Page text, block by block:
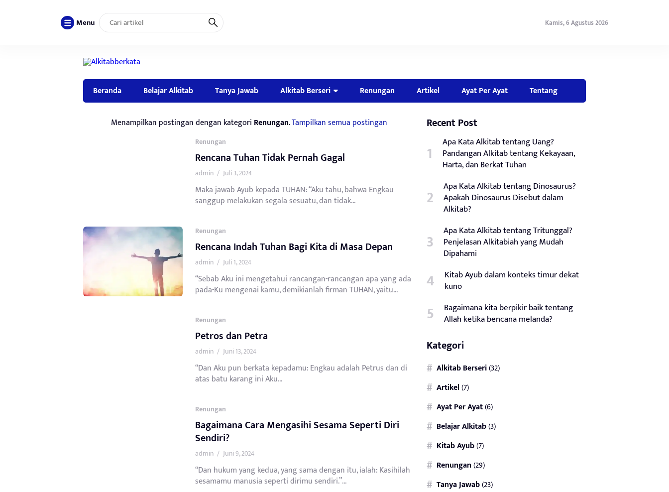
Menu Kamis, 6 Agustus 2026
Beranda Belajar Alkitab Tanya Jawab Alkitab Berseri Renungan Artikel Ayat Per Ayat Tentang
Menampilkan postingan dengan kategori Renungan.Tampilkan semua postingan
Renungan
Rencana Tuhan Tidak Pernah Gagal
admin / Juli 3, 2024
Maka jawab Ayub kepada TUHAN: “Aku tahu, bahwa Engkau
sanggup melakukan segala sesuatu, dan tidak...
Renungan
Rencana Indah Tuhan Bagi Kita di Masa Depan
admin / Juli 1, 2024
“Sebab Aku ini mengetahui rancangan-rancangan apa yang ada
pada-Ku mengenai kamu, demikianlah firman TUHAN, yaitu...
Renungan
Petros dan Petra
admin / Juni 13, 2024
“Dan Aku pun berkata kepadamu: Engkau adalah Petrus dan di
atas batu karang ini Aku...
Renungan
Bagaimana Cara Mengasihi Sesama Seperti Diri
Sendiri?
admin / Juni 9, 2024
“Dan hukum yang kedua, yang sama dengan itu, ialah: Kasihilah
sesamamu manusia seperti dirimu sendiri.”...
Recent Post
Apa Kata Alkitab tentang Uang?
Pandangan Alkitab tentang Kekayaan,
Harta, dan Berkat Tuhan
Apa Kata Alkitab tentang Dinosaurus?
Apakah Dinosaurus Disebut dalam
Alkitab?
Apa Kata Alkitab tentang Tritunggal?
Penjelasan Alkitabiah yang Mudah
Dipahami
Kitab Ayub dalam konteks timur dekat
kuno
Bagaimana kita berpikir baik tentang
Allah ketika bencana melanda?
Kategori
Alkitab Berseri(32)
Artikel(7)
Ayat Per Ayat(6)
Belajar Alkitab(3)
Kitab Ayub(7)
Renungan(29)
Tanya Jawab(23)